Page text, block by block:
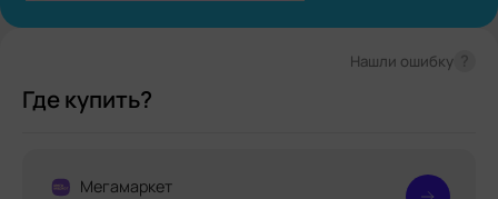
Где купить?
Нашли ошибку
Мегамаркет